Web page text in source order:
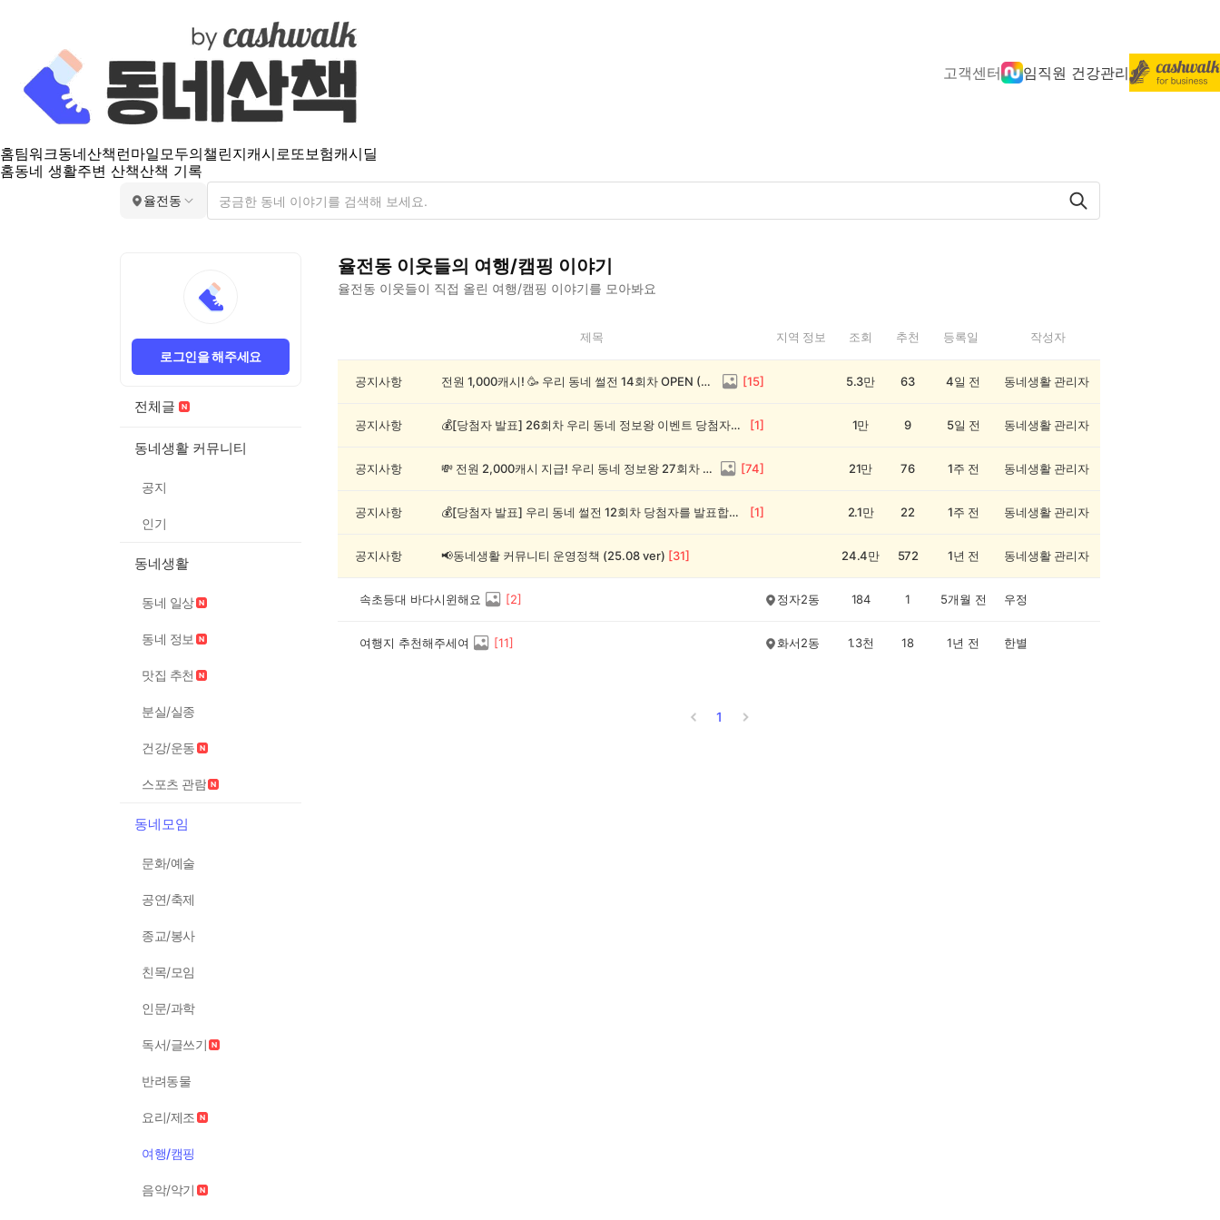
고객센터 임직원 건강관리
홈팀워크동네산책 런마일모두의챌린지캐시로또보험캐시딜
홈동네 생활주변 산책산책 기록
율전동
로그인을 해주세요
전체글
동네생활 커뮤니티
공지
인기
동네생활
동네 일상
동네 정보
맛집 추천
분실/실종
건강/운동
스포츠 관람
동네모임
문화/예술
공연/축제
종교/봉사
친목/모임
인문/과학
독서/글쓰기
반려동물
요리/제조
여행/캠핑
음악/악기
율전동 이웃들의 여행/캠핑 이야기
율전동 이웃들이 직접 올린 여행/캠핑 이야기를 모아봐요
동
제목 지역 정보 조회 추천 등록일 작성자
공지사항 전원 1,000캐시! 🥳 우리 동네 썰전 14회차 OPEN (~8/17) [15] 5.3만 63 4일 전 동네생활 관리자
공지사항 💰[당첨자 발표] 26회차 우리 동네 정보왕 이벤트 당첨자를 발표합니다! [1] 1만 9 5일 전 동네생활 관리자
공지사항 💸 전원 2,000캐시 지급! 우리 동네 정보왕 27회차 (~8/10) [74] 21만 76 1주 전 동네생활 관리자
공지사항 💰[당첨자 발표] 우리 동네 썰전 12회차 당첨자를 발표합니다! [1] 2.1만 22 1주 전 동네생활 관리자
공지사항 📢동네생활 커뮤니티 운영정책 (25.08 ver) [31] 24.4만 572 1년 전 동네생활 관리자
속초등대 바다시윈해요 [2] 정자2동 184 1 5개월 전 우정
여행지 추천해주세여 [11] 화서2동 1.3천 18 1년 전 한별
1